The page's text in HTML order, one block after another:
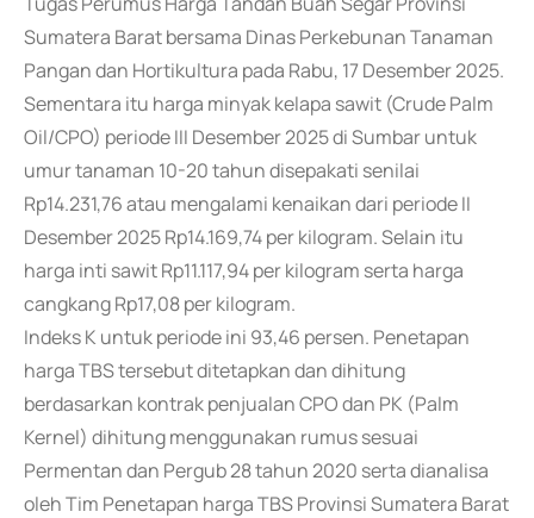
Sumatera Barat bersama Dinas Perkebunan Tanaman
Pangan dan Hortikultura pada Rabu, 17 Desember 2025.
Sementara itu harga minyak kelapa sawit (Crude Palm
Oil/CPO) periode III Desember 2025 di Sumbar untuk
umur tanaman 10-20 tahun disepakati senilai
Rp14.231,76 atau mengalami kenaikan dari periode II
Desember 2025 Rp14.169,74 per kilogram. Selain itu
harga inti sawit Rp11.117,94 per kilogram serta harga
cangkang Rp17,08 per kilogram.
Indeks K untuk periode ini 93,46 persen. Penetapan
harga TBS tersebut ditetapkan dan dihitung
berdasarkan kontrak penjualan CPO dan PK (Palm
Kernel) dihitung menggunakan rumus sesuai
Permentan dan Pergub 28 tahun 2020 serta dianalisa
oleh Tim Penetapan harga TBS Provinsi Sumatera Barat